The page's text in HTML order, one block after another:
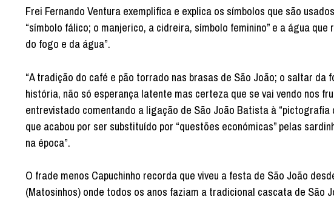
Frei Fernando Ventura exemplifica e explica os símbolos que são
“símbolo fálico; o manjerico, a cidreira, símbolo feminino” e a água
do fogo e da água”.
“A tradição do café e pão torrado nas brasas de São João; o saltar
história, não só esperança latente mas certeza que se vai vendo nos
entrevistado comentando a ligação de São João Batista à
que acabou por ser substituído por “questões económicas” pelas
na época”.
O frade menos Capuchinho recorda que viveu a festa de São João
(Matosinhos) onde todos os anos faziam a tradicional cascata de São